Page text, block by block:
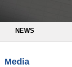
NEWS
Media